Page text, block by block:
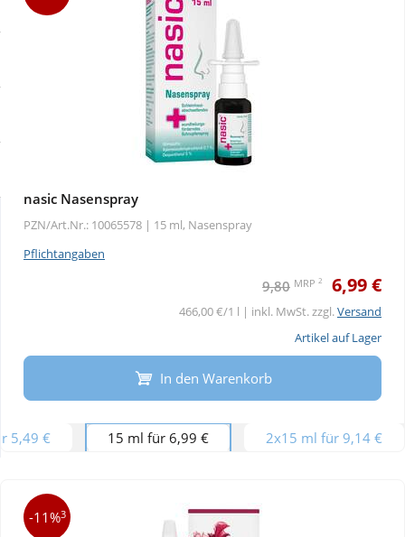
Sale
Körperpflege & Kosmetik
Natur & Homöopathie
Tierbedarf
Wellness
Physiogel
nasic Nasenspray
PZN/Art.Nr.: 10065578 | 15 ml, Nasenspray
Pflichtangaben
9,80 MRP 2 6,99 €
466,00 €/1 l | inkl. MwSt. zzgl.Versand
Artikel auf Lager
In den Warenkorb
5,49 € 15 ml für 6,99 € 2x15 ml für 9,14 €
-11%3